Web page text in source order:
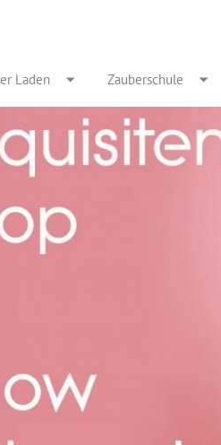
Laden Zauberschule